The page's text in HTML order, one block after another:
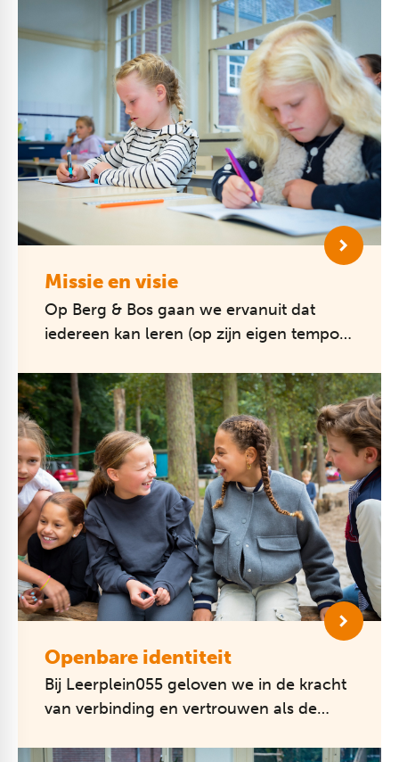
Missie en visie
Op Berg & Bos gaan we ervanuit dat
iedereen kan leren (op zijn eigen tempo);
zijn hoog.
Openbare identiteit
Bij Leerplein055 geloven we in de kracht
van verbinding en vertrouwen als de
kind is welkom en hoort erbij, on...